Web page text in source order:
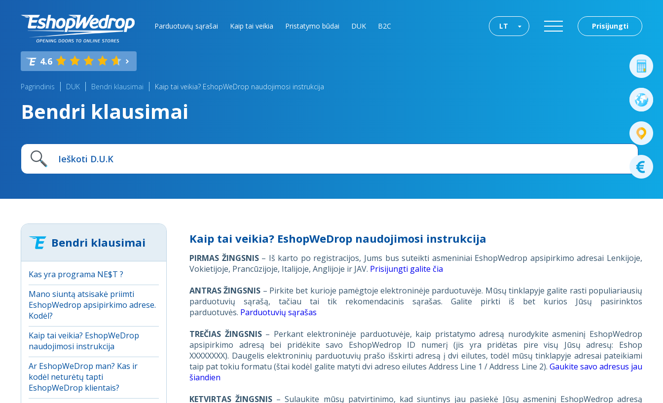
Parduotuvių sąrašai Kaip tai veikia Pristatymo būdai DUK B2C Prisijungti
LT
4.6
Pagrindinis DUK Bendri klausimai Kaip tai veikia? EshopWeDrop naudojimosi instrukcija
Bendri klausimai
Kaip tai veikia? EshopWeDrop naudojimosi instrukcija
PIRMAS ŽINGSNIS– Iš karto po registracijos, Jums bus suteikti asmeniniai EshopWedrop apsipirkimo adresai Lenkijoje,
Vokietijoje, Prancūzijoje, Italijoje, Anglijoje ir JAV. Prisijungti galite čia
ANTRAS ŽINGSNIS – Pirkite bet kurioje pamėgtoje elektroninėje parduotuvėje. Mūsų tinklapyje galite rasti populiariausių
parduotuvių sąrašą, tačiau tai tik rekomendacinis sąrašas. Galite pirkti iš bet kurios Jūsų pasirinktos
parduotuvės. Parduotuvių sąrašas
TREČIAS ŽINGSNIS– Perkant elektroninėje parduotuvėje, kaip pristatymo adresą nurodykite asmeninį EshopWedrop
apsipirkimo adresą bei pridėkite savo EshopWedrop ID numerį (jis yra pridėtas pire visų Jūsų adresų: Eshop
XXXXXXXX). Daugelis elektroninių parduotuvių prašo išskirti adresą į dvi eilutes, todėl mūsų tinklapyje adresai pateikiami
taip pat tokiu formatu (štai kodėl galite matyti dvi adreso eilutes Address Line 1 / Address Line 2). Gaukite savo adresus jau
šiandien
KETVIRTAS ŽINGSNIS – Sulaukite mūsų patvirtinimo, kad siuntinys jau pasiekė Jūsų asmeninį EshopWedrop adresą
Bendri klausimai
Kas yra programa NE$T ?
Mano siuntą atsisakė priimti
EshopWedrop apsipirkimo adrese.
Kodėl?
Kaip tai veikia? EshopWeDrop
naudojimosi instrukcija
Ar EshopWeDrop man? Kas ir
kodėl neturėtų tapti
EshopWeDrop klientais?